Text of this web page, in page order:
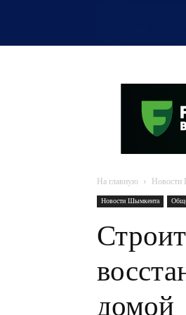
На главную
Новости Шымкента
домой